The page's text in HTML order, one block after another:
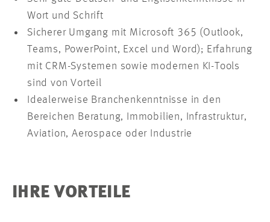
Wort und Schrift
Sicherer Umgang mit Microsoft 365 (Outlook,
Teams, PowerPoint, Excel und Word); Erfahrung
mit CRM-Systemen sowie modernen KI-Tools
sind von Vorteil
Idealerweise Branchenkenntnisse in den
Bereichen Beratung, Immobilien, Infrastruktur,
Aviation, Aerospace oder Industrie
IHRE VORTEILE